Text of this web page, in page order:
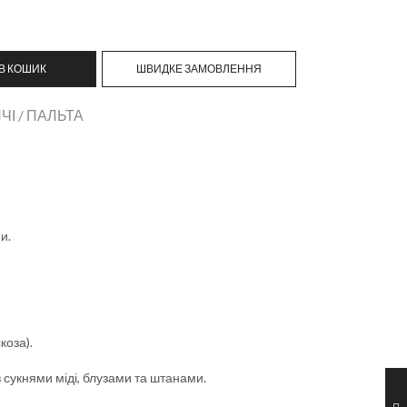
КОШИК ШВИДКЕ ЗАМОВЛЕННЯ
/ ПАЛЬТА
міді, блузами та штанами.